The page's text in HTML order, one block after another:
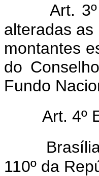
Art.
alteradas
montantes
do
Fundo
Art. 4º
110º da